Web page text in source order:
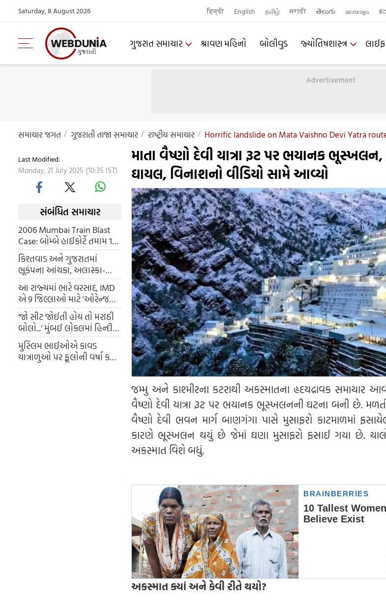
Saturday, 8 August 2026 हिन्दी English தமிழ் मराठी తెలుగు മലയാളം
ગુજરાત સમાચાર શ્રાવણ મહિનો બોલીવુડ જ્યોતિષશાસ્ત્ર
સમાચાર જગત ગુજરાતી તાજા સમાચાર રાષ્ટ્રીય સમાચાર Horrific landslide on Mata Vaishno Devi Yatra
Last Modified:
Monday, 21 July 2025 (10:35 IST)
સંબંધિત સમાચાર
2006 Mumbai Train Blast
Case: બોમ્બે હાઈકોર્ટે તમામ 12
આરોપીઓને નિર્દોષ જાહેર કર્યા,
189 લોકોના મોત
કિશ્તવાડ અને ગુજરાતમાં
ભૂકંપના આંચકા, અલાસ્કા-
તાજિકિસ્તાનમાં પણ લોકો ડરી
ગયા, તીવ્રતા 6.2 હતી
આ રાજ્યમાં ભારે વરસાદ, IMD
એ 9 જિલ્લાઓ માટે 'ઓરેન્જ
એલર્ટ' જારી કર્યું... શાળાઓ અને
કોલેજો બંધ
‘જો સીટ જોઈતી હોય તો મરાઠી
બોલો...’ મુંબઈ લોકલમાં હિન્દી-
મરાઠીને લઈને મહિલાઓ વચ્ચે
ઝઘડો થયો, જુઓ વીડિયો
મુસ્લિમ ભાઈઓએ કાવડ
યાત્રાળુઓ પર ફૂલોની વર્ષા કરી,
માતા વૈષ્ણો દેવી યાત્રા રૂટ પર ભયાનક ભૂસ્ખલન,
ઘાયલ, વિનાશનો વીડિયો સામે આવ્યો
જમ્મુ અને કાશ્મીરના કટરાથી અકસ્માતના હૃદયદ્રાવક સમાચાર
વૈષ્ણો દેવી યાત્રા રૂટ પર ભયાનક ભૂસ્ખલનની ઘટના બની છે.
વૈષ્ણો દેવી ભવન માર્ગ બાણગંગા પાસે મુસાફરો કાટમાળમાં
કારણે ભૂસ્ખલન થયું છે જેમાં ઘણા મુસાફરો ફસાઈ ગયા છે.
અકસ્માત વિશે બધું.
અકસ્માત ક્યાં અને કેવી રીતે થયો?